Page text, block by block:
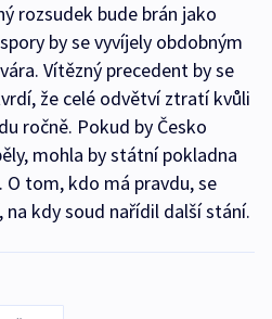
rozsudek bude brán jako
by se vyvíjely obdobným
Vítězný precedent by se
že celé odvětví ztratí kvůli
ročně. Pokud by Česko
mohla by státní pokladna
tom, kdo má pravdu, se
na kdy soud nařídil další stání.